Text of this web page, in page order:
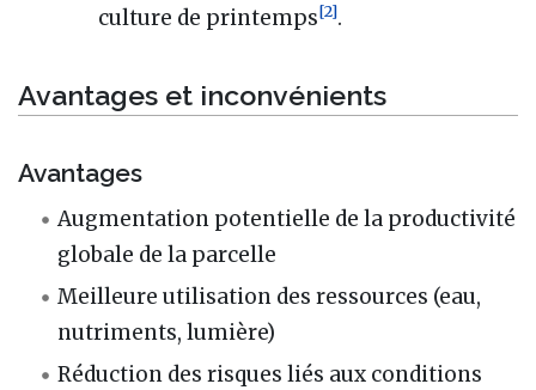
culture de printemps[2].
Avantages et inconvénients
Avantages
Augmentation potentielle de la productivité
globale de la parcelle
Meilleure utilisation des ressources (eau,
nutriments, lumière)
Réduction des risques liés aux conditions